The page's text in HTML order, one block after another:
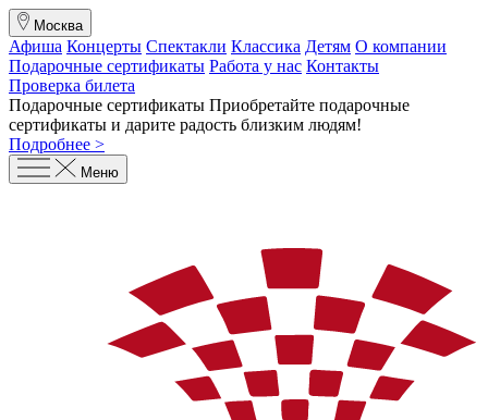
Москва
Афиша Концерты Спектакли Классика Детям О компании
Подарочные сертификаты Работа у нас Контакты
Проверка билета
Подарочные сертификаты Приобретайте подарочные
сертификаты и дарите радость близким людям!
Подробнее >
Меню